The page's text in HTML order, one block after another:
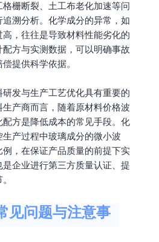
栅断裂、土工布老化加速等问
溯分析。化学成分的异常，如
，往往是导致材料性能劣化的
方与实测数据，可以明确事故
提供科学依据。
发与生产工艺优化具有重要的
产商而言，随着原材料价格波
方是降低成本的常见手段。化
产过程中玻璃成分的微小波
，在保证产品质量的前提下实
企业进行第三方质量认证、提
见问题与注意事